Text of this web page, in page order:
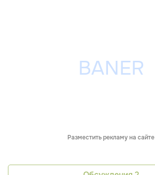
Разместить рекламу на сайте